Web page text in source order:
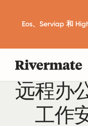
Eos、Serviap 和
远程办
工作